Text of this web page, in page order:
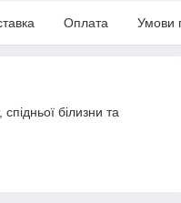
Оплата Умови
спідньої білизни та